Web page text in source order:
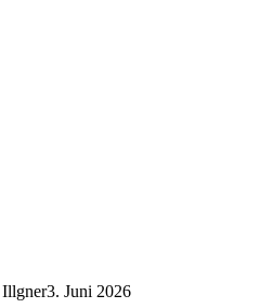
3. Juni 2026